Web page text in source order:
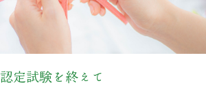
ー
認定試験を終えて